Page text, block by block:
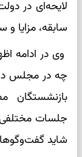
لایحه‌ای در
سابقه، مزایا
وی در ادامه
چه در مجلس
بازنشستگان
جلسات مختلفی
شاید